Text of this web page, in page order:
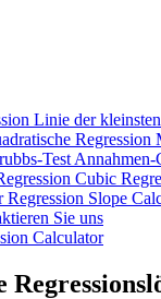
Linie der
Regression
Test Annahmen-
Cubic
Regression Slope
Sie uns
Calculator